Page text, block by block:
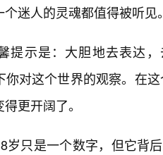
迷人的灵魂都值得被听见。
提示是：大胆地去表达
你对这个世界的观察。在
更开阔了。
岁只是一个数字，但它背